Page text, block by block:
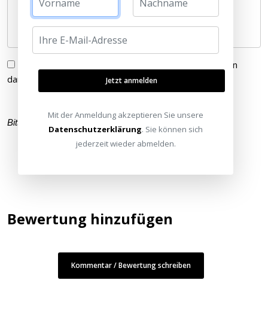
gelesen und bin
damit einverstanden.
Bitte füllen Sie alle Pflichtfelder (*) aus
Bewertung hinzufügen
Kommentar / Bewertung schreiben
Jetzt anmelden
Mit der Anmeldung akzeptieren Sie unsere
Datenschutzerklärung. Sie können sich
jederzeit wieder abmelden.